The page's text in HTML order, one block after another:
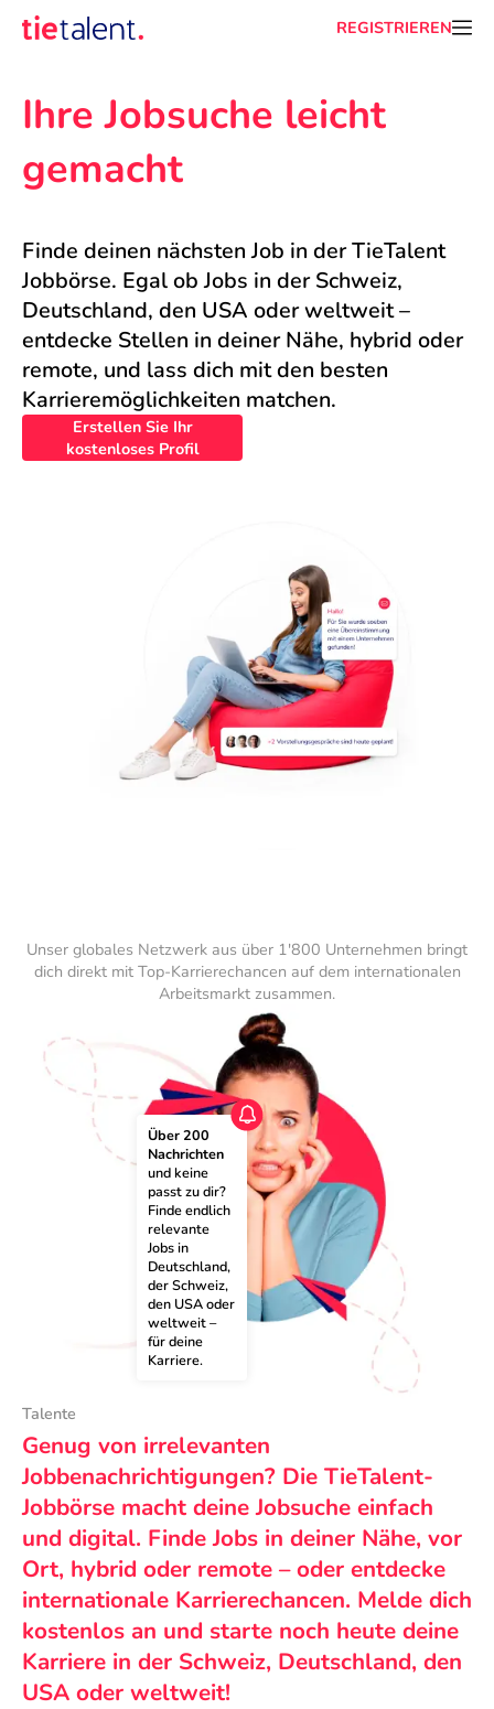
REGISTRIEREN
Ihre Jobsuche leicht
gemacht
Finde deinen nächsten Job in der TieTalent
Jobbörse. Egal ob Jobs in der Schweiz,
Deutschland, den USA oder weltweit –
entdecke Stellen in deiner Nähe, hybrid oder
remote, und lass dich mit den besten
Karrieremöglichkeiten matchen.
Erstellen Sie Ihr
kostenloses Profil
Unser globales Netzwerk aus über 1'800 Unternehmen bringt
dich direkt mit Top-Karrierechancen auf dem internationalen
Arbeitsmarkt zusammen.
Über 200
Nachrichten
und keine
passt zu dir?
Finde endlich
relevante
Jobs in
Deutschland,
der Schweiz,
den USA oder
weltweit –
für deine
Karriere.
Talente
Genug von irrelevanten
Jobbenachrichtigungen? Die TieTalent-
Jobbörse macht deine Jobsuche einfach
und digital. Finde Jobs in deiner Nähe, vor
Ort, hybrid oder remote – oder entdecke
internationale Karrierechancen. Melde dich
kostenlos an und starte noch heute deine
Karriere in der Schweiz, Deutschland, den
USA oder weltweit!